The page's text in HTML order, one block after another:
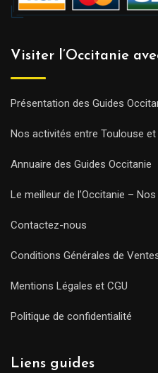
Visiter l’Occitanie
Présentation des Guides
Nos activités entre Toulouse
Annuaire des Guides Occitanie
Le meilleur de l’Occitanie –
Contactez-nous
Conditions Générales de
Mentions Légales et CGU
Politique de confidentialité
Liens guides